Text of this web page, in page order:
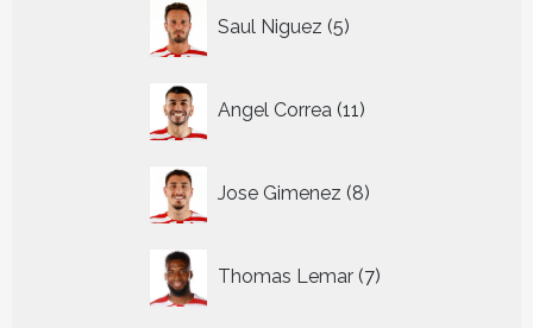
Saul Niguez 5
producten
Angel Correa 11
producten
Jose Gimenez 8
producten
Thomas Lemar 7
producten